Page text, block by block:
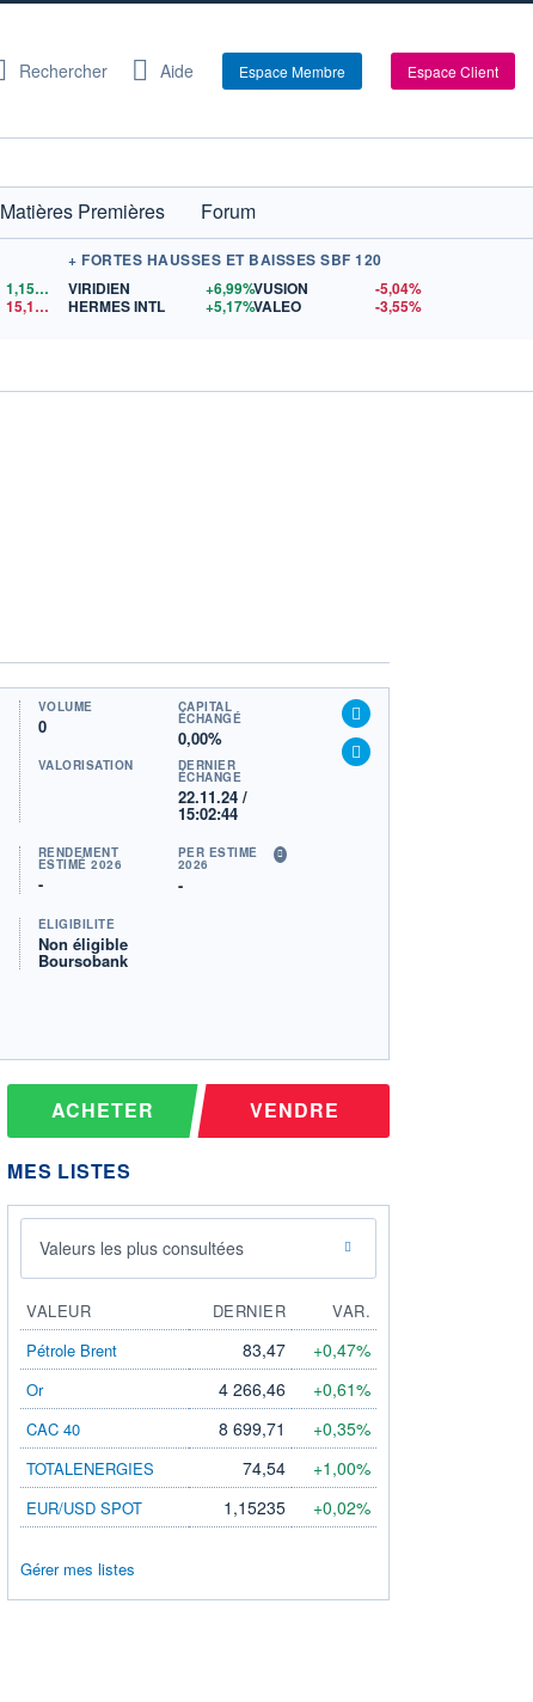
Rechercher Aide Espace Membre Espace Client
Matières Premières
Forum
1,1524
$US
15,15$US
+ FORTES HAUSSES ET BAISSES SBF 120
VIRIDIEN
+6,99%
HERMES INTL
+5,17%
VUSION
-5,04%
VALEO
-3,55%
VOLUME
0
CAPITAL
ÉCHANGÉ
0,00%
VALORISATION DERNIER
ÉCHANGE
22.11.24 /
15:02:44
RENDEMENT
ESTIMÉ 2026
-
PER ESTIMÉ
2026
-
ÉLIGIBILITÉ
Non éligible
Boursobank
ACHETER VENDRE
MES LISTES
Valeurs les plus consultées
VALEUR DERNIER
VAR.
Pétrole Brent
83,47 +0,47%
Or 4 266,46 +0,61%
CAC 40 8 699,71 +0,35%
TOTALENERGIES 74,54 +1,00%
EUR/USD SPOT 1,15235 +0,02%
Gérer mes listes